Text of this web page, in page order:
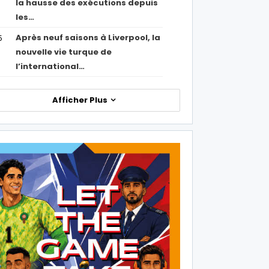
la hausse des exécutions depuis
les…
Après neuf saisons à Liverpool, la
nouvelle vie turque de
l’international…
Afficher Plus